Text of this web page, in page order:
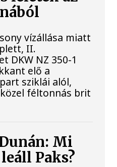
vízállása miatt
II.
DKW NZ 350-1
elő a
sziklái alól,
féltonnás brit
Mi
Paks?